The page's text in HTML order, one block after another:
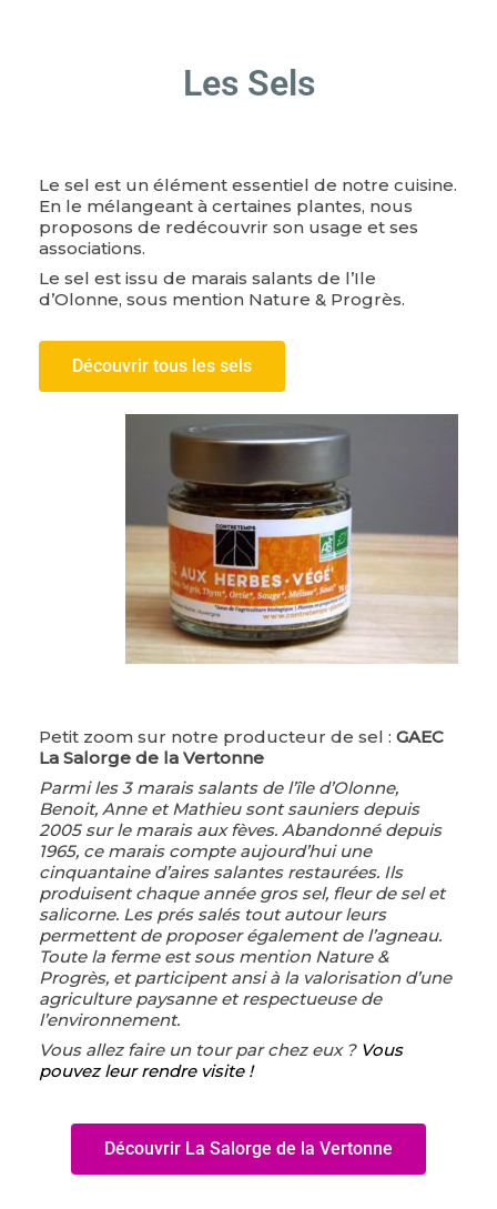
Les Sels
Le sel est un élément essentiel de notre cuisine.
En le mélangeant à certaines plantes, nous
proposons de redécouvrir son usage et ses
associations.
Le sel est issu de marais salants de l’Ile
d’Olonne, sous mention Nature & Progrès.
Découvrir tous les sels
Petit zoom sur notre producteur de sel : GAEC
La Salorge de la Vertonne
Parmi les 3 marais salants de l’île d’Olonne,
Benoit, Anne et Mathieu sont sauniers depuis
2005 sur le marais aux fèves. Abandonné depuis
1965, ce marais compte aujourd’hui une
cinquantaine d’aires salantes restaurées. Ils
produisent chaque année gros sel, fleur de sel et
salicorne. Les prés salés tout autour leurs
permettent de proposer également de l’agneau.
Toute la ferme est sous mention Nature &
Progrès, et participent ansi à la valorisation d’une
agriculture paysanne et respectueuse de
l’environnement.
Vous allez faire un tour par chez eux ? Vous
pouvez leur rendre visite !
Découvrir La Salorge de la Vertonne